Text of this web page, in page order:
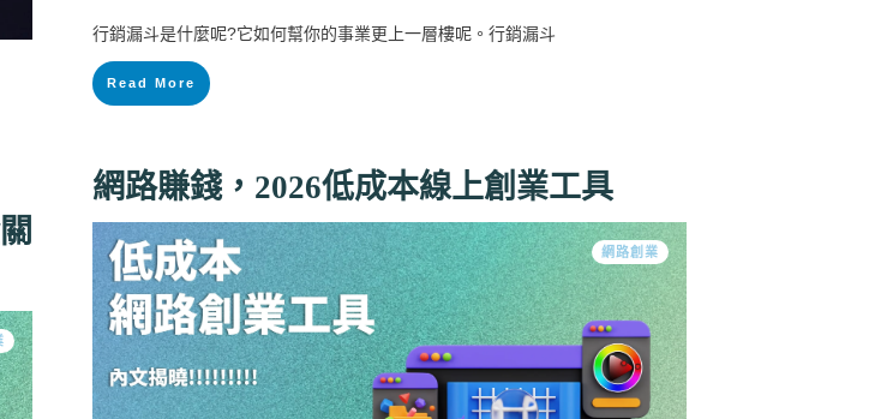
行銷漏斗是什麼呢?它如何幫你的事業更上一層樓呢。行銷漏斗
Read More
網路賺錢，2026低成本線上創業工具
網路創業